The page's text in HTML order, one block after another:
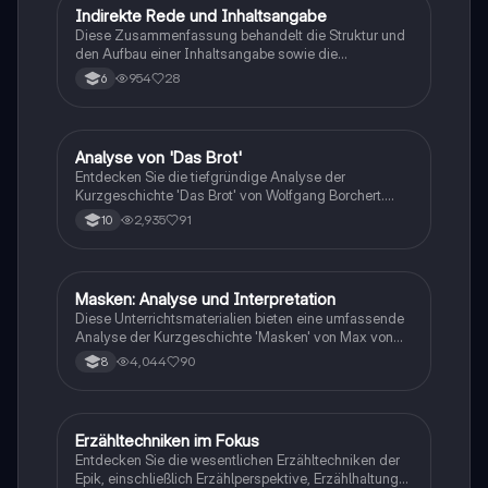
Deutsch
Indirekte Rede und Inhaltsangabe
Diese Zusammenfassung behandelt die Struktur und
den Aufbau einer Inhaltsangabe sowie die
Verwendung der indirekten Rede im Deutschen. Sie
umfasst wichtige Aspekte wie den Konjunktiv
der deutschen Grammatik und Textanalyse vertiefen
möchten.
6 954 28
Deutsch
Analyse von 'Das Brot'
Entdecken Sie die tiefgründige Analyse der
Kurzgeschichte 'Das Brot' von Wolfgang Borchert.
Diese Zusammenfassung beleuchtet zentrale
Themen wie Ironie, die Beziehung zwischen Mann
Vertrauens in dieser bewegenden Erzählung.
10 2,935 91
Deutsch
Masken: Analyse und Interpretation
Diese Unterrichtsmaterialien bieten eine umfassende
Analyse der Kurzgeschichte 'Masken' von Max von
der Grün. Sie enthalten strategische Vorschläge zur
Erstellung einer Inhaltsangabe, Fehleranalysen,
Schreibfähigkeiten im Deutschunterricht.
8 4,044 90
Deutsch
Erzähltechniken im Fokus
Entdecken Sie die wesentlichen Erzähltechniken der
Epik, einschließlich Erzählperspektive, Erzählhaltung